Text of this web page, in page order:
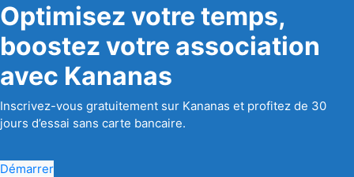
Optimisez votre temps,
boostez votre association
avec Kananas
Inscrivez-vous gratuitement sur Kananas et profitez de 30
jours d’essai sans carte bancaire.
Démarrer